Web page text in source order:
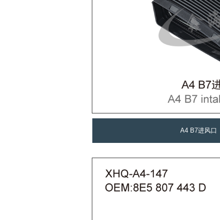
A4 B7进风口